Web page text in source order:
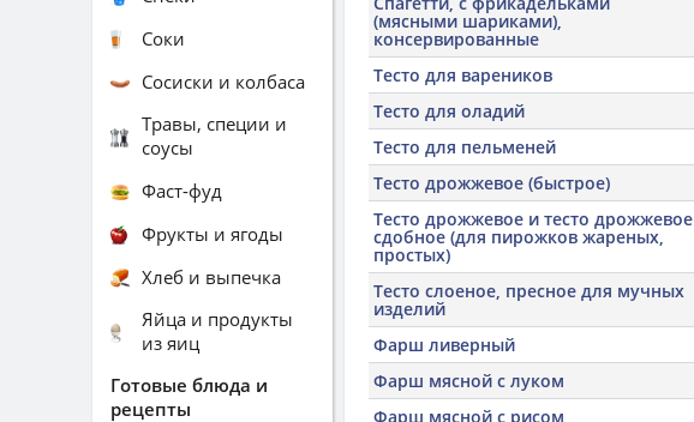
(мясными шариками),
консервированные
Тесто для вареников
Тесто для оладий
Тесто для пельменей
Тесто дрожжевое (быстрое)
Тесто дрожжевое и тесто дрожжевое
сдобное (для пирожков жареных,
простых)
Тесто слоеное, пресное для мучных
изделий
Фарш ливерный
Фарш мясной с луком
Фарш мясной с рисом
Соки
Сосиски и колбаса
Травы, специи и
соусы
Фаст-фуд
Фрукты и ягоды
Хлеб и выпечка
Яйца и продукты
из яиц
Готовые блюда и
рецепты